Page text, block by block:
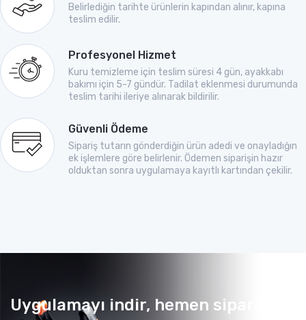
Belirlediğin tarihte ürünlerin kapından alınır, kapına
teslim edilir.
Profesyonel Hizmet
Kuru temizleme için teslim süresi 4 gün, ayakkabı
bakımı için 5-7 gündür. Tadilat eklenmesi durumunda
teslim tarihi ileriye alınarak bildirilir.
Güvenli Ödeme
Sipariş tutarın gönderdiğin ürün adedi ve onayladığın
ek işlemlere göre belirlenir. Ödemen siparişin hazır
olduktan sonra uygulamaya kayıtlı kartından çekilir.
Uygulamayı indir, hemen sipariş